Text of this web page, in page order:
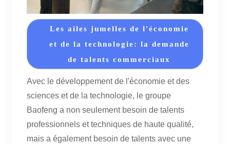
Les ailes jumelles de l'économie
et de la technologie: la demande
de talents commerciaux
Avec le développement de l'économie et des
sciences et de la technologie, le groupe
Baofeng a non seulement besoin de talents
professionnels et techniques de haute qualité,
mais a également besoin de talents avec une